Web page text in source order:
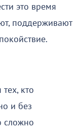
это время
поддерживают
кто
и без
сложно